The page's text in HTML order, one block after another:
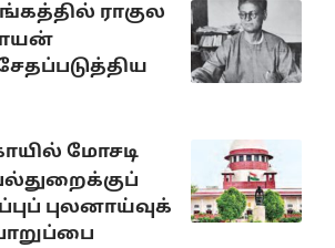
ராகுல
மோசடி
புலனாய்வுக்